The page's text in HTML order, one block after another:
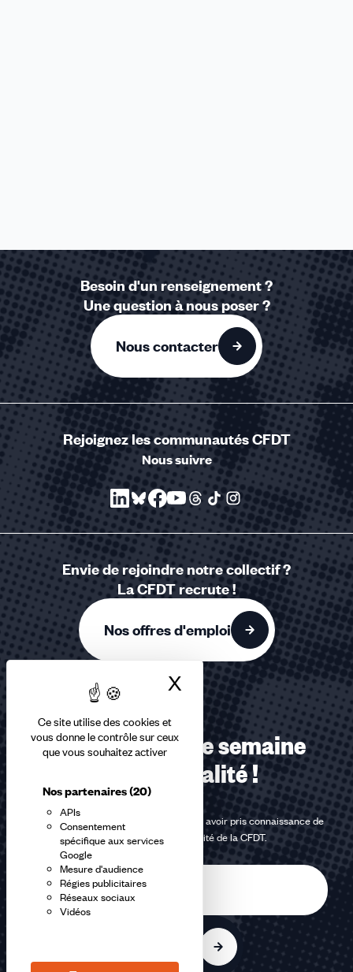
Ce site utilise des cookies et
vous donne le contrôle sur ceux
que vous souhaitez activer
Nos partenaires(20)
APIs
Consentement
spécifique aux services
Google
Mesure d'audience
Régies publicitaires
Réseaux sociaux
Vidéos
X Masquer le
Besoin d'un renseignement ?
Une question à nous poser ?
Nous contacter
Rejoignez les communautés CFDT
Nous suivre
Envie de rejoindre notre collectif ?
La CFDT recrute !
Nos offres d'emploi
Recevez chaque semaine
notre actualité !
En m'inscrivant à la newsletter, j'affirme avoir pris connaissance de
lapolitique de confidentialité de la CFDT.